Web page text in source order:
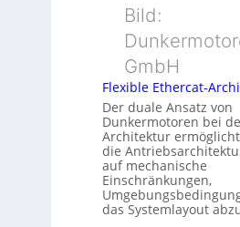
e
w
a
c
h
u
n
g
s
s
u
n
g
u
n
e
t
y
p
s
o
r
g
t
Bild:
GmbH
Flexible Ethercat-
Der duale Ansatz von
Dunkermotoren bei
Architektur ermöglicht
die
auf mechanische
Einschränkungen,
das Systemlayout